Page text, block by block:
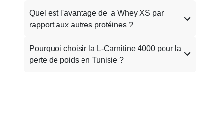
Quel est l'avantage de la Whey XS par
rapport aux autres protéines ?
Pourquoi choisir la L-Carnitine 4000 pour la
perte de poids en Tunisie ?